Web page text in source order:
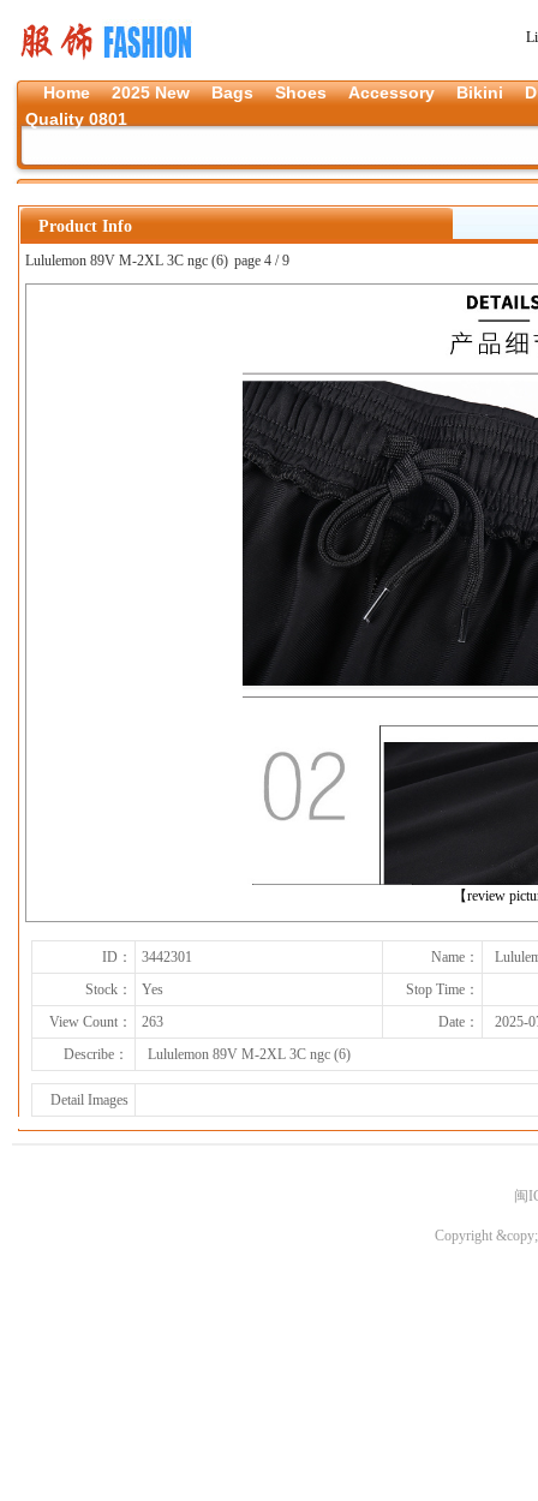
Home 2025 New Bags Shoes Accessory Bikini
Quality 0801
Product Info
Lululemon 89V M-2XL 3C ngc (6) page 4 / 9
【review
上一张
ID： 3442301 Name：
Stock：
Yes
Stop Time：
View Count：
263 Date：
2025-
Describe：
Lululemon 89V M-2XL 3C ngc (6)
Detail Images
闽
Copyright